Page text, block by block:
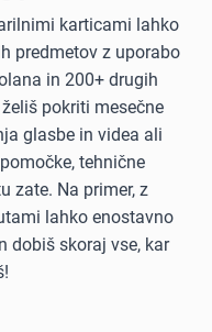
karticami lahko
predmetov z uporabo
in 200+ drugih
pokriti mesečne
glasbe in videa ali
tehnične
zate. Na primer, z
lahko enostavno
dobiš skoraj vse, kar